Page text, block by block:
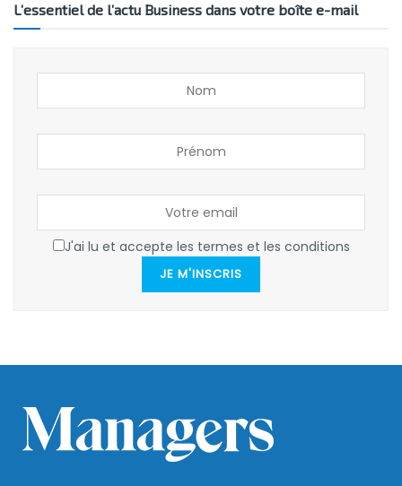
L’essentiel de l’actu Business dans votre boîte e-mail
J'ai lu et accepte les termes et les conditions
JE M'INSCRIS